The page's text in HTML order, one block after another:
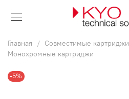
Главная
Совместимые картриджи
Монохромные картриджи
-5%